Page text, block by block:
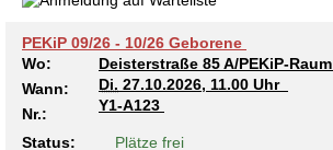
PEKiP 09/26 - 10/26 Geborene
Wo:
Deisterstraße 85 A/PEKiP-Raum
Wann:
Di. 27.10.2026, 11.00 Uhr
Nr.:
Y1-A123
Status: Plätze frei